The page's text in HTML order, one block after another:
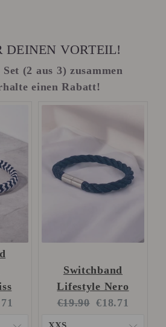
DEINEN VORTEIL!
(2 aus 3) zusammen
einen Rabatt!
Switchband
Lifestyle Nero
Original
€19.90 Current
€18.71